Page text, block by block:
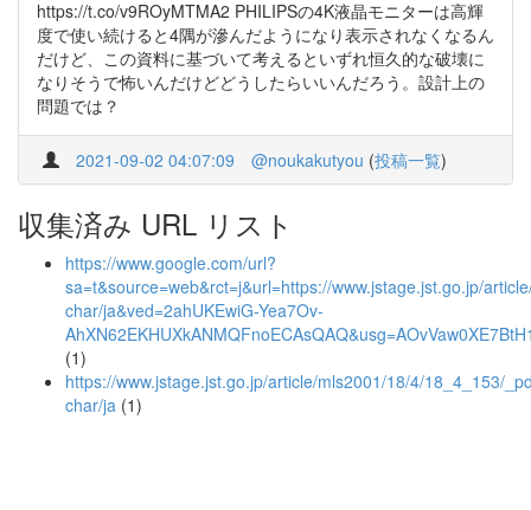
https://t.co/v9ROyMTMA2 PHILIPSの4K液晶モニターは高輝
度で使い続けると4隅が滲んだようになり表示されなくなるん
だけど、この資料に基づいて考えるといずれ恒久的な破壊に
なりそうで怖いんだけどどうしたらいいんだろう。設計上の
問題では？
2021-09-02 04:07:09 @noukakutyou (投稿一覧)
収集済み URL リスト
https://www.google.com/url?
sa=t&source=web&rct=j&url=https://www.jstage.jst.go.jp/
char/ja&ved=2ahUKEwiG-Yea7Ov-
(1)
https://www.jstage.jst.go.jp/article/mls2001/18/4/18_4_153/
char/ja (1)